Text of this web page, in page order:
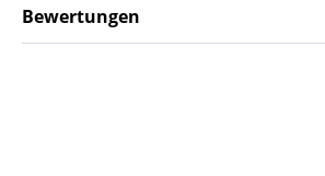
Bewertungen